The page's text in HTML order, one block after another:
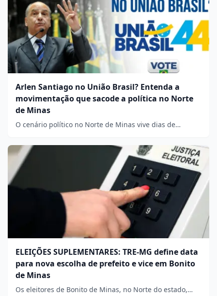
Arlen Santiago no União Brasil? Entenda a
movimentação que sacode a política no Norte
de Minas
O cenário político no Norte de Minas vive dias de…
ELEIÇÕES SUPLEMENTARES: TRE-MG define data
para nova escolha de prefeito e vice em Bonito
de Minas
Os eleitores de Bonito de Minas, no Norte do estado,…